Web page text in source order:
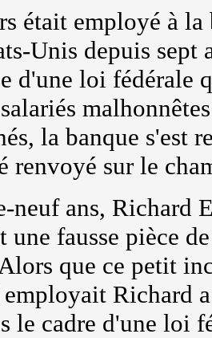
était employé à
Unis depuis
d'une loi fédérale
la banque s'est
renvoyé sur le
neuf ans, Richard
fausse pièce
que ce petit
Richard
le cadre d'une loi